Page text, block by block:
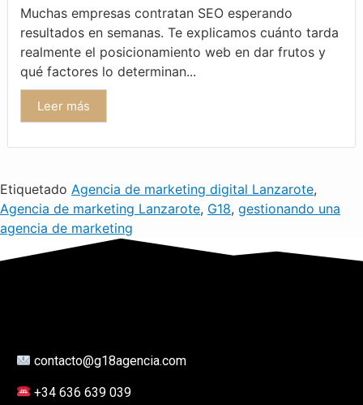
Muchas empresas contratan SEO esperando
resultados en semanas. Te explicamos cuánto tarda
realmente el posicionamiento web en dar frutos y
qué factores lo determinan...
Leer más
Etiquetado Agencia de marketing digital Lanzarote,
Agencia de marketing Lanzarote, G18, gestionando una
agencia de marketing
contacto@g18agencia.com
+34 636 639 039